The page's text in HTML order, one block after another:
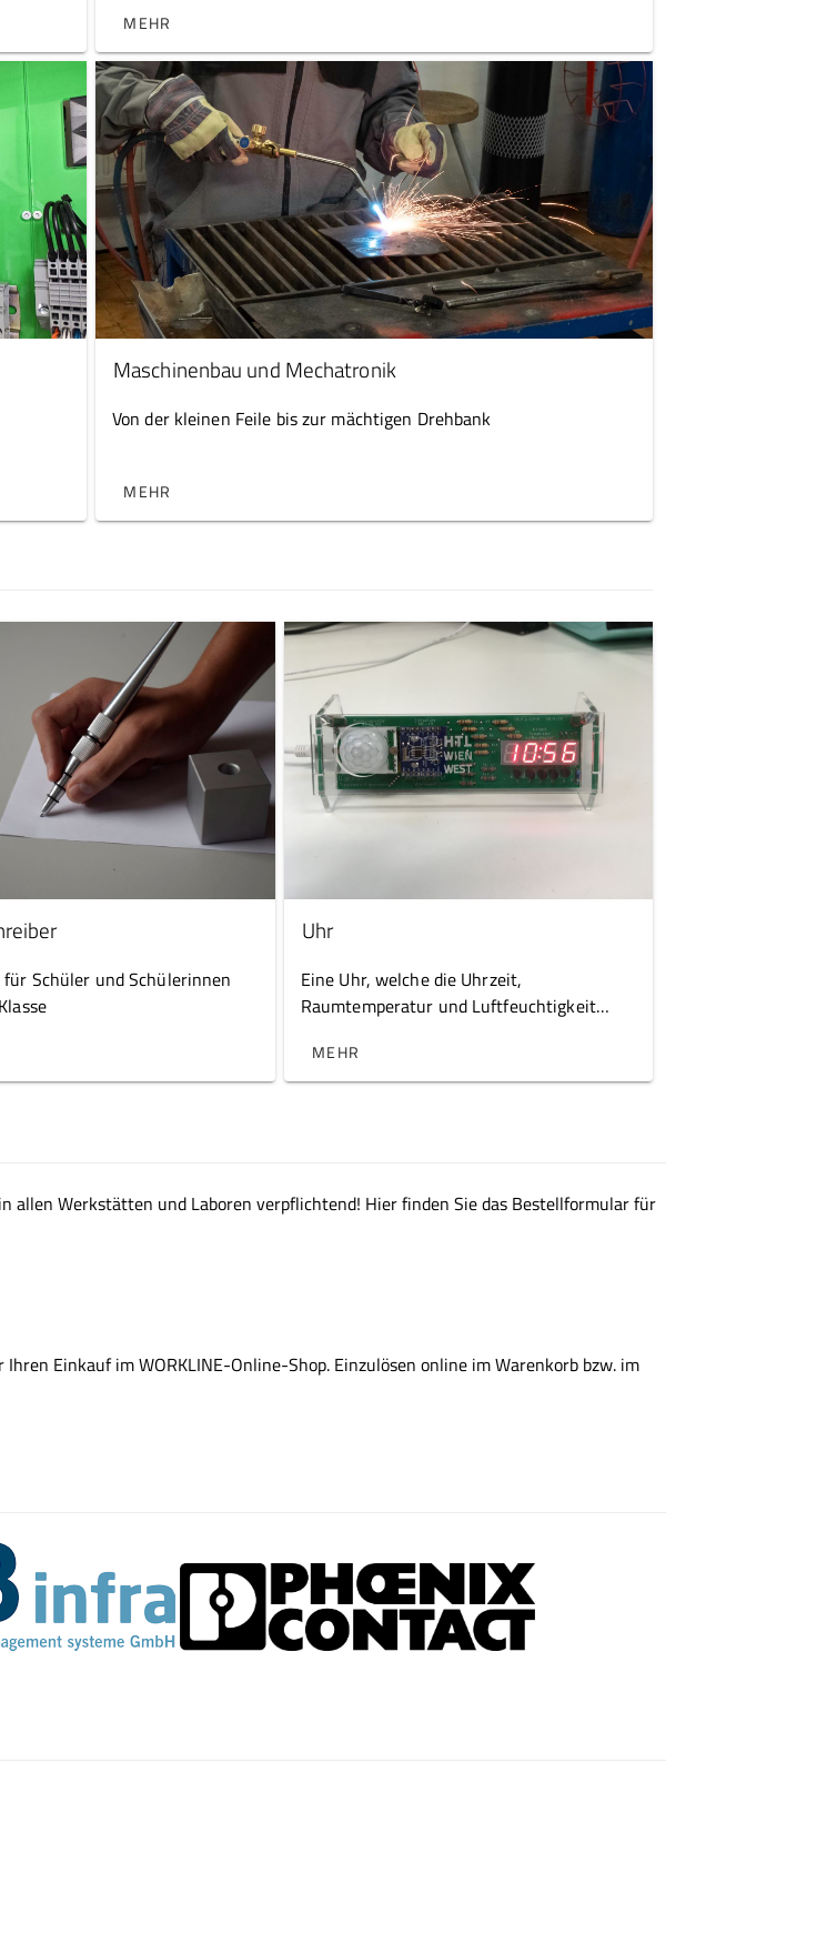
MEHR
Maschinenbau und Mechatronik
Von der kleinen Feile bis zur mächtigen Drehbank
MEHR
Schüler und Schülerinnen
Uhr
Eine Uhr, welche die Uhrzeit,
Raumtemperatur und Luftfeuchtigkeit
MEHR
allen Werkstätten und Laboren verpflichtend! Hier finden Sie das Bestellformular für
Einkauf im WORKLINE-Online-Shop. Einzulösen online im Warenkorb bzw. im